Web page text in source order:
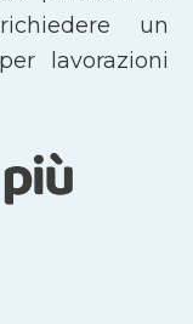
un
lavorazioni